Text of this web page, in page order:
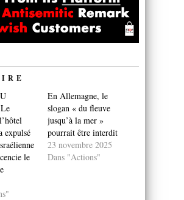
expulsé
le
En Allemagne, le
slogan « du fleuve
jusqu’à la mer »
pourrait être interdit
23 novembre 2025
Dans "Actions"